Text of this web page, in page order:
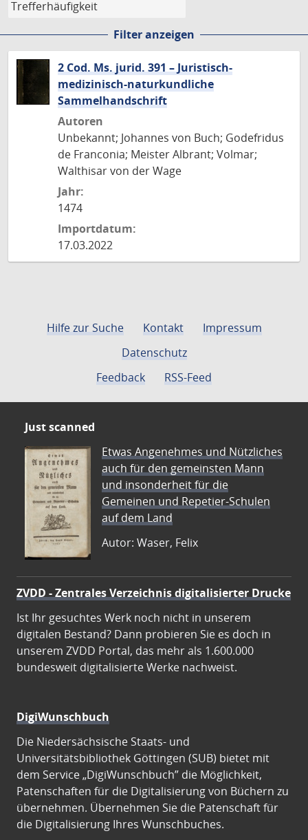
Filter anzeigen
2 Cod. Ms. jurid. 391 – Juristisch-
medizinisch-naturkundliche
Sammelhandschrift
Autoren
Unbekannt; Johannes von Buch; Godefridus
de Franconia; Meister Albrant; Volmar;
Walthisar von der Wage
Jahr:
1474
Importdatum:
17.03.2022
Hilfe zur Suche Kontakt
Impressum
Datenschutz
Feedback
RSS-Feed
Just scanned
Etwas Angenehmes und Nützliches
auch für den gemeinsten Mann
und insonderheit für die
Gemeinen und Repetier-Schulen
auf dem Land
Autor: Waser, Felix
ZVDD - Zentrales Verzeichnis digitalisierter Drucke
Ist Ihr gesuchtes Werk noch nicht in unserem
digitalen Bestand? Dann probieren Sie es doch in
unserem ZVDD Portal, das mehr als 1.600.000
bundesweit digitalisierte Werke nachweist.
DigiWunschbuch
Die Niedersächsische Staats- und
Universitätsbibliothek Göttingen (SUB) bietet mit
dem Service „DigiWunschbuch” die Möglichkeit,
Patenschaften für die Digitalisierung von Büchern zu
übernehmen. Übernehmen Sie die Patenschaft für
die Digitalisierung Ihres Wunschbuches.